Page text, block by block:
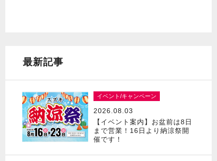
最新記事
イベント/キャンペーン
2026.08.03
【イベント案内】お盆前は8日
まで営業！16日より納涼祭開
催です！